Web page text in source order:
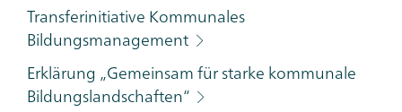
Transferinitiative Kommunales
Bildungsmanagement
Erklärung „Gemeinsam für starke kommunale
Bildungslandschaften“